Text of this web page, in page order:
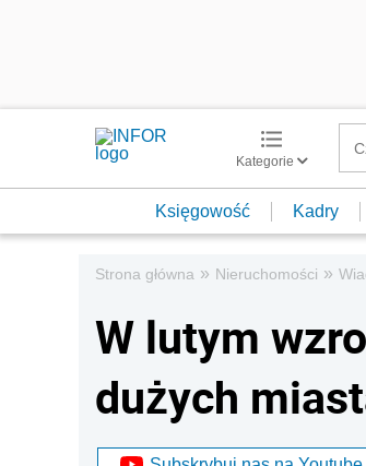
Kategorie
Księgowość Kadry
Strona główna » Nieruchomości »
W lutym
dużych